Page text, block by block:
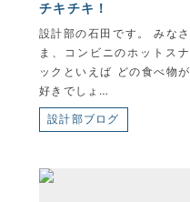
チキチキ！
設計部の石田です。 みなさ
ま、コンビニのホットスナ
ックといえば どの食べ物が
好きでしょ…
設計部ブログ